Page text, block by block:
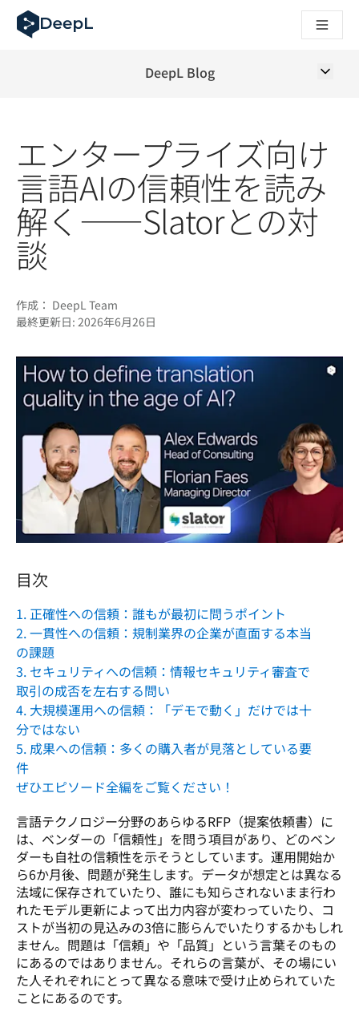
AIエージェント向けDeepL
DeepL Translation Flow：主要なユースケースや連携機能
How we brought Swiss German to DeepL
Translation Flowのご紹介：あらゆるチームの翻訳ワー
高品質なテキスト翻訳からリアルタイム音声翻訳までを支
Building an instantly accessible voice demo with DeepL
DeepL Blog
エンタープライズ向け
言語AIの信頼性を読み
解く――Slatorとの対
談
作成： DeepL Team
最終更新日: 2026年6月26日
目次
1. 正確性への信頼：誰もが最初に問うポイント
2. 一貫性への信頼：規制業界の企業が直面する本当
の課題
3. セキュリティへの信頼：情報セキュリティ審査で
取引の成否を左右する問い
4. 大規模運用への信頼：「デモで動く」だけでは十
分ではない
5. 成果への信頼：多くの購入者が見落としている要
件
ぜひエピソード全編をご覧ください！
言語テクノロジー分野のあらゆるRFP（提案依頼書）に
は、ベンダーの「信頼性」を問う項目があり、どのベン
ダーも自社の信頼性を示そうとしています。運用開始か
ら6か月後、問題が発生します。データが想定とは異なる
法域に保存されていたり、誰にも知らされないまま行わ
れたモデル更新によって出力内容が変わっていたり、コ
ストが当初の見込みの3倍に膨らんでいたりするかもしれ
ません。問題は「信頼」や「品質」という言葉そのもの
にあるのではありません。それらの言葉が、その場にい
た人それぞれにとって異なる意味で受け止められていた
ことにあるのです。